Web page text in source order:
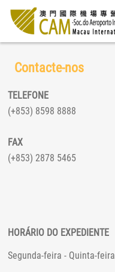
Contacte-nos
TELEFONE
(+853) 8598 8888
FAX
(+853) 2878 5465
HORÁRIO DO EXPEDIENTE
Segunda-feira - Quinta-feira